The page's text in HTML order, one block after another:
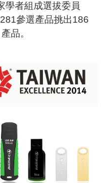
學者組成選拔委員
參選產品挑出186
品。